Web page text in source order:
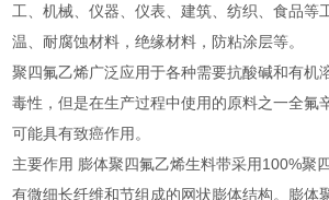
工、机械、仪器、仪表、建筑、纺织、食品等
温、耐腐蚀材料，绝缘材料，防粘涂层等。
聚四氟乙烯广泛应用于各种需要抗酸碱和有机
毒性，但是在生产过程中使用的原料之一全氟
可能具有致癌作用。
主要作用 膨体聚四氟乙烯生料带采用100%聚
有微细长纤维和节组成的网状膨体结构。膨体